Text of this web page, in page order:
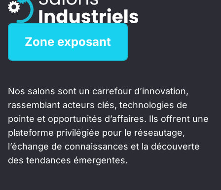
Zone exposant
Nos salons sont un carrefour d’innovation,
rassemblant acteurs clés, technologies de
pointe et opportunités d’affaires. Ils offrent une
plateforme privilégiée pour le réseautage,
l’échange de connaissances et la découverte
des tendances émergentes.